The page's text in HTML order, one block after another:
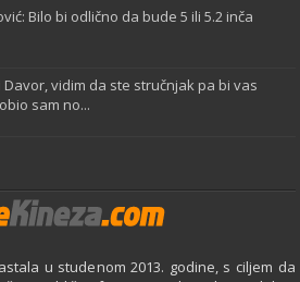
Bilo bi odlično da bude 5 ili 5.2 inča
vidim da ste stručnjak pa bi vas
sam no...
u studenom 2013. godine, s ciljem da